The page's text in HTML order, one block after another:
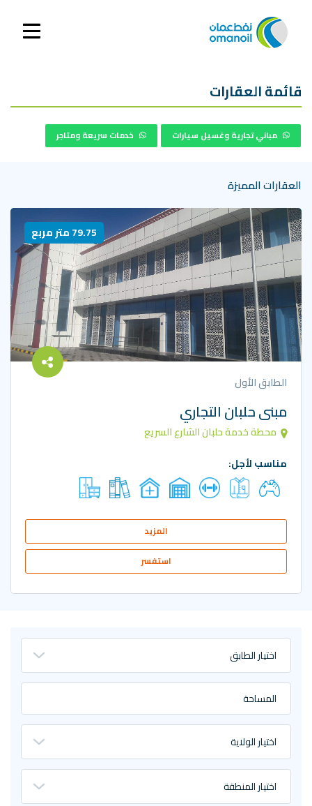
قائمة العقارات
مباني تجارية وغسيل سيارات خدمات سريعة ومتاجر
العقارات المميزة
79.75 متر مربع
الطابق الأول
مبنى حلبان التجاري
محطة خدمة حلبان الشارع السريع
مناسب لأجل:
المزيد
استفسر
اختيار الطابق
المساحة
اختيار الولاية
اختيار المنطقة